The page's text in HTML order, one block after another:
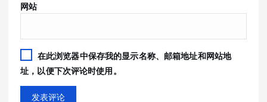
网站
在此浏览器中保存我的显示名称、邮箱地址和网站地
址，以便下次评论时使用。